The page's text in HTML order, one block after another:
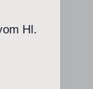
Hl.